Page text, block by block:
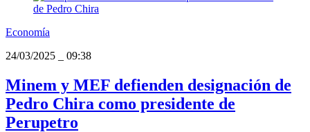
Economía
24/03/2025
09:38
Minem y MEF defienden designación de
Pedro Chira como presidente de
Perupetro